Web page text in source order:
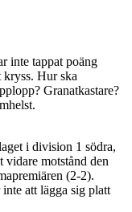
inte tappat poäng
kryss. Hur ska
Granatkastare?
i division 1 södra,
vidare motstånd den
(2-2).
att lägga sig platt